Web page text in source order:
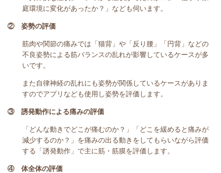
庭環境に変化があったか？」なども伺います。
② 姿勢の評価
筋肉や関節の痛みでは「猫背」や「反り腰」「円背」などの
不良姿勢による筋バランスの乱れが影響しているケースが多
いです。
また自律神経の乱れにも姿勢が関係しているケースがありま
すのでアプリなども使用し姿勢を評価します。
③ 誘発動作による痛みの評価
「どんな動きでどこが痛むのか？」「どこを緩めると痛みが
減少するのか？」を痛みの出る動きをしてもらいながら評価
する「誘発動作」で主に筋・筋膜を評価します。
④ 体全体の評価